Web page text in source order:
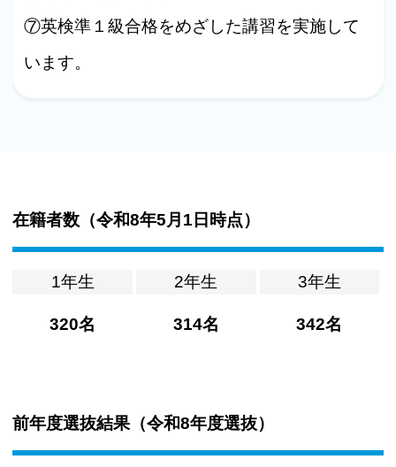
⑦英検準１級合格をめざした講習を実施して
います。
在籍者数（令和8年5月1日時点）
1年生
320名
2年生
314名
3年生
342名
前年度選抜結果（令和8年度選抜）